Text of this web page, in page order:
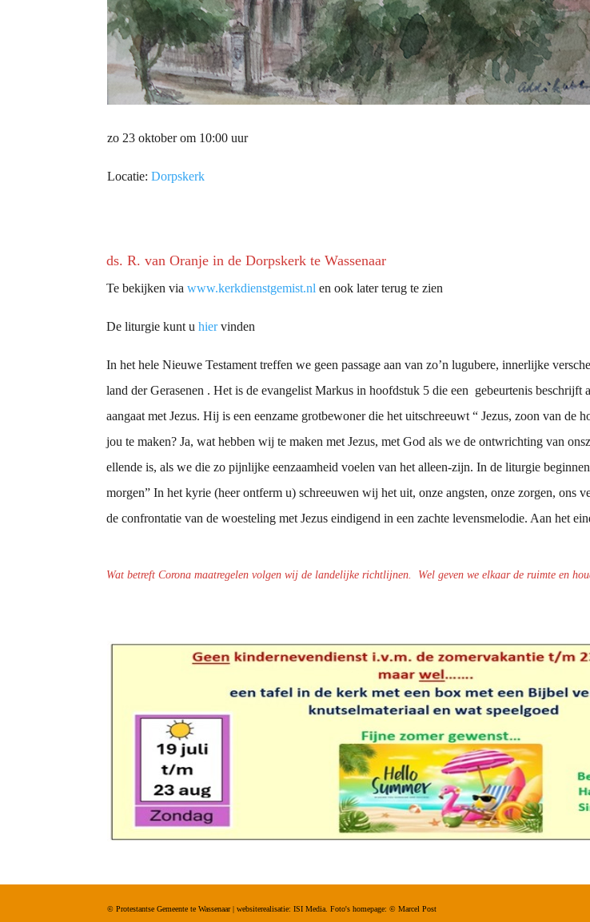
zo 23 oktober om 10:00 uur
Locatie:Dorpskerk
ds. R. van Oranje in de Dorpskerk te Wassenaar
Te bekijken viawww.kerkdienstgemist.nl en ook later terug te zien
De liturgie kunt uhiervinden
In het hele Nieuwe Testament treffen we geen passage aan van zo’n lugubere, innerlijke
land der Gerasenen . Het is de evangelist Markus in hoofdstuk 5 die een gebeurtenis beschrijft
aangaat met Jezus. Hij is een eenzame grotbewoner die het uitschreeuwt “ Jezus, zoon van
jou te maken? Ja, wat hebben wij te maken met Jezus, met God als we de ontwrichting van
ellende is, als we die zo pijnlijke eenzaamheid voelen van het alleen-zijn. In de liturgie
morgen” In het kyrie (heer ontferm u) schreeuwen wij het uit, onze angsten, onze zorgen, ons
de confrontatie van de woesteling met Jezus eindigend in een zachte levensmelodie. Aan het
Wat betreft Corona maatregelen volgen wij de landelijke richtlijnen. Wel geven we elkaar de ruimte en
© Protestantse Gemeente te Wassenaar | websiterealisatie: ISI Media. Foto's homepage: ©Marcel Post